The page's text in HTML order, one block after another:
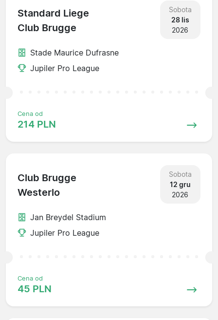
Standard Liege
Club Brugge
Sobota
28 lis
2026
Stade Maurice Dufrasne
Jupiler Pro League
Cena od
214 PLN
Club Brugge
Westerlo
Sobota
12 gru
2026
Jan Breydel Stadium
Jupiler Pro League
Cena od
45 PLN